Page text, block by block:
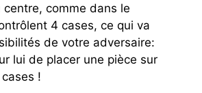
centre, comme dans le
4 cases, ce qui va
de votre adversaire:
lui de placer une pièce sur
cases !